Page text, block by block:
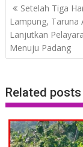
Post
navigation
Setelah Tiga
Lampung, Taruna
Lanjutkan
Menuju Padang
Related posts